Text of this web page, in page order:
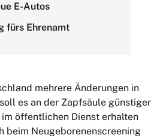
E-Autos
fürs Ehrenamt
mehrere Änderungen in
es an der Zapfsäule günstiger
öffentlichen Dienst erhalten
beim Neugeborenenscreening